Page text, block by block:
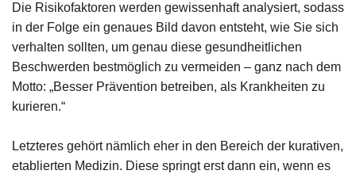
Die Risikofaktoren werden gewissenhaft analysiert, sodass
in der Folge ein genaues Bild davon entsteht, wie Sie sich
verhalten sollten, um genau diese gesundheitlichen
Beschwerden bestmöglich zu vermeiden – ganz nach dem
Motto: „Besser Prävention betreiben, als Krankheiten zu
kurieren.“
Letzteres gehört nämlich eher in den Bereich der kurativen,
etablierten Medizin. Diese springt erst dann ein, wenn es